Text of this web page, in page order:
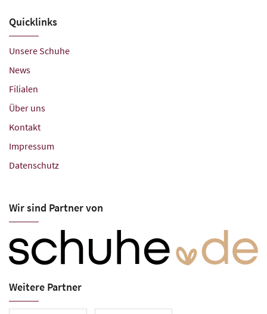
Quicklinks
Unsere Schuhe
News
Filialen
Über uns
Kontakt
Impressum
Datenschutz
Wir sind Partner von
Weitere Partner